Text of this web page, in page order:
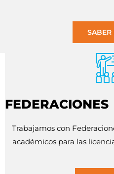
SABER
FEDERACIONES
Trabajamos con
académicos para las